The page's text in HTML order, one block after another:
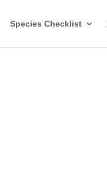
Species Checklist